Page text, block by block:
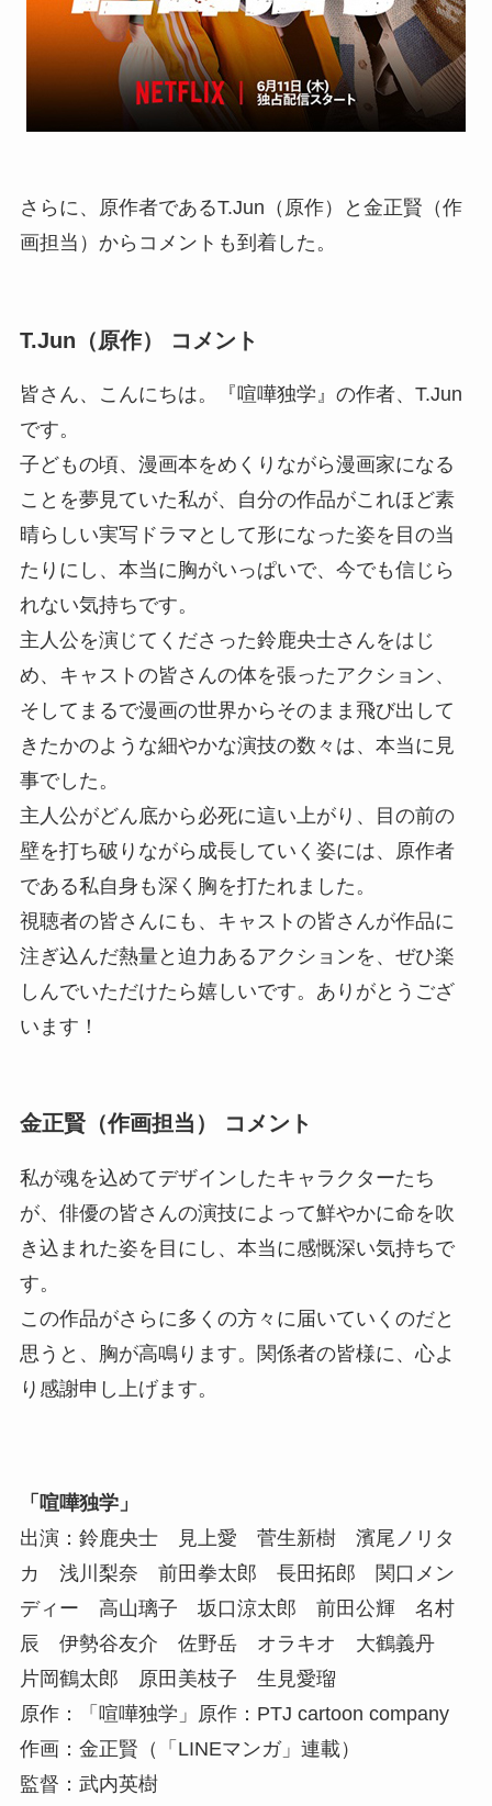
さらに、原作者であるT.Jun（原作）と金正賢（作
画担当）からコメントも到着した。
T.Jun（原作） コメント
皆さん、こんにちは。『喧嘩独学』の作者、T.Jun
です。
子どもの頃、漫画本をめくりながら漫画家になる
ことを夢見ていた私が、自分の作品がこれほど素
晴らしい実写ドラマとして形になった姿を目の当
たりにし、本当に胸がいっぱいで、今でも信じら
れない気持ちです。
主人公を演じてくださった鈴鹿央士さんをはじ
め、キャストの皆さんの体を張ったアクション、
そしてまるで漫画の世界からそのまま飛び出して
きたかのような細やかな演技の数々は、本当に見
事でした。
主人公がどん底から必死に這い上がり、目の前の
壁を打ち破りながら成長していく姿には、原作者
である私自身も深く胸を打たれました。
視聴者の皆さんにも、キャストの皆さんが作品に
注ぎ込んだ熱量と迫力あるアクションを、ぜひ楽
しんでいただけたら嬉しいです。ありがとうござ
います！
金正賢（作画担当） コメント
私が魂を込めてデザインしたキャラクターたち
が、俳優の皆さんの演技によって鮮やかに命を吹
き込まれた姿を目にし、本当に感慨深い気持ちで
す。
この作品がさらに多くの方々に届いていくのだと
思うと、胸が高鳴ります。関係者の皆様に、心よ
り感謝申し上げます。
「喧嘩独学」
出演：鈴鹿央士 見上愛 菅生新樹 濱尾ノリタ
カ 浅川梨奈 前田拳太郎 長田拓郎 関口メン
ディー 高山璃子 坂口涼太郎 前田公輝 名村
辰 伊勢谷友介 佐野岳 オラキオ 大鶴義丹
片岡鶴太郎 原田美枝子 生見愛瑠
原作：「喧嘩独学」原作：PTJ cartoon company
作画：金正賢（「LINEマンガ」連載）
監督：武内英樹